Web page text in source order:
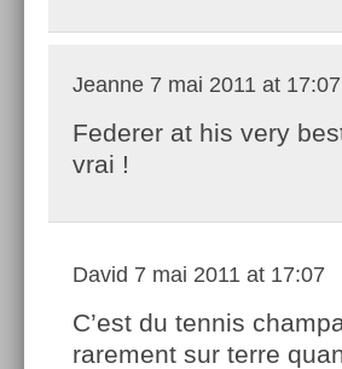
Jeanne 7 mai 2011 at 17:07
Federer at his very
vrai !
David 7 mai 2011 at 17:07
C’est du tennis
rarement sur terre